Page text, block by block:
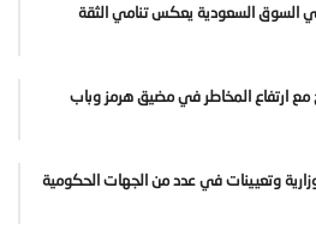
في السوق السعودية يعكس تنامي الثقة
ارتفاع المخاطر في مضيق هرمز وباب
وتعيينات في عدد من الجهات الحكومية